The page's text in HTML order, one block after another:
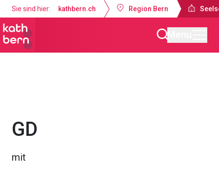
Sie sind hier: kathbern.ch Region Bern
GD
mit